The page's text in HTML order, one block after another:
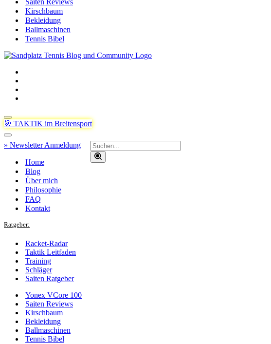
Saiten Reviews
Kirschbaum
Bekleidung
Ballmaschinen
Tennis Bibel
Navigationsmenü
🎯 TAKTIK im Breitensport
Navigationsmenü
Suchen
nach …
» Newsletter Anmeldung
Home
Blog
Über mich
Philosophie
FAQ
Kontakt
Ratgeber:
Racket-Radar
Taktik Leitfaden
Training
Schläger
Saiten Ratgeber
Yonex VCore 100
Saiten Reviews
Kirschbaum
Bekleidung
Ballmaschinen
Tennis Bibel